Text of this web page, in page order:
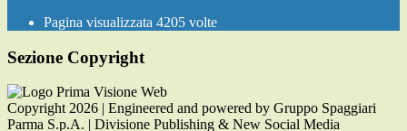
Pagina visualizzata 4205 volte
Sezione Copyright
Copyright 2026 | Engineered and powered by Gruppo Spaggiari
Parma S.p.A. | Divisione Publishing & New Social Media